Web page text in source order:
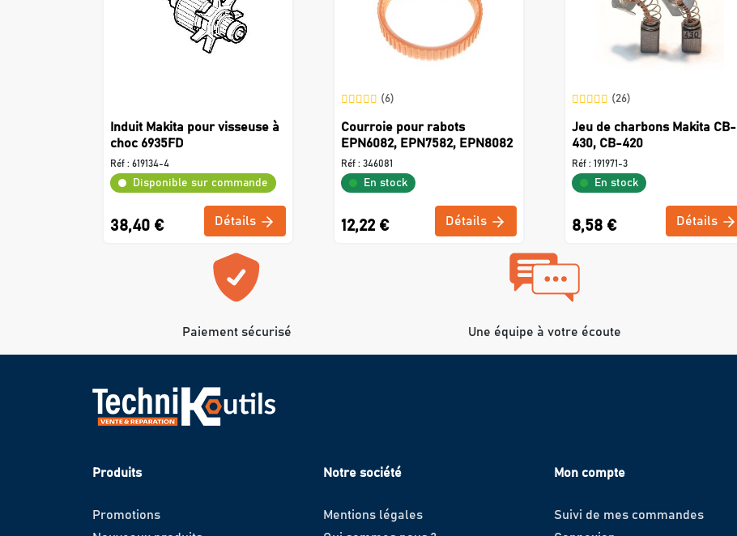
Induit Makita pour visseuse à
choc 6935FD
Réf : 619134-4
Disponible sur commande
38,40 € Détails
(6)
Courroie pour rabots
EPN6082, EPN7582, EPN8082
Réf : 346081
En stock
12,22 € Détails
(26)
Jeu de charbons Makita CB-
430, CB-420
Réf : 191971-3
En stock
8,58 € Détails
Paiement sécurisé Une équipe à votre écoute
Produits
Promotions
Notre société
Mentions légales
Mon compte
Suivi de mes commandes